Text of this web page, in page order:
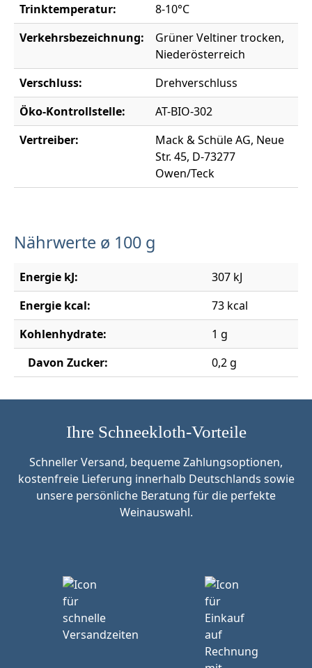
Trinktemperatur:
8-10°C
Verkehrsbezeichnung:
Grüner Veltiner trocken,
Niederösterreich
Verschluss:
Drehverschluss
Öko-Kontrollstelle:
AT-BIO-302
Vertreiber:
Mack & Schüle AG, Neue
Str. 45, D-73277
Owen/Teck
Nährwerte ø 100 g
Energie kJ:
307 kJ
Energie kcal:
73 kcal
Kohlenhydrate:
1 g
Davon Zucker:
0,2 g
Ihre Schneekloth-Vorteile
Schneller Versand, bequeme Zahlungsoptionen,
kostenfreie Lieferung innerhalb Deutschlands sowie
unsere persönliche Beratung für die perfekte
Weinauswahl.